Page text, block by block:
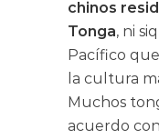
chinos
Tonga, ni
Pacífico
la cultura
Muchos
acuerdo